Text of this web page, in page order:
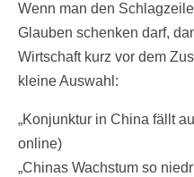
Wenn man den
Glauben schenken darf,
Wirtschaft kurz vor dem
kleine Auswahl:
„Konjunktur in China fällt
online)
„Chinas Wachstum so